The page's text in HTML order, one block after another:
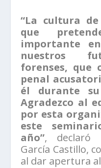
“La cultura
que
importante
nuestros
forenses, que
penal
él durante
Agradezco al
por esta
este
año”, declaró
García Castillo,
al dar apertura